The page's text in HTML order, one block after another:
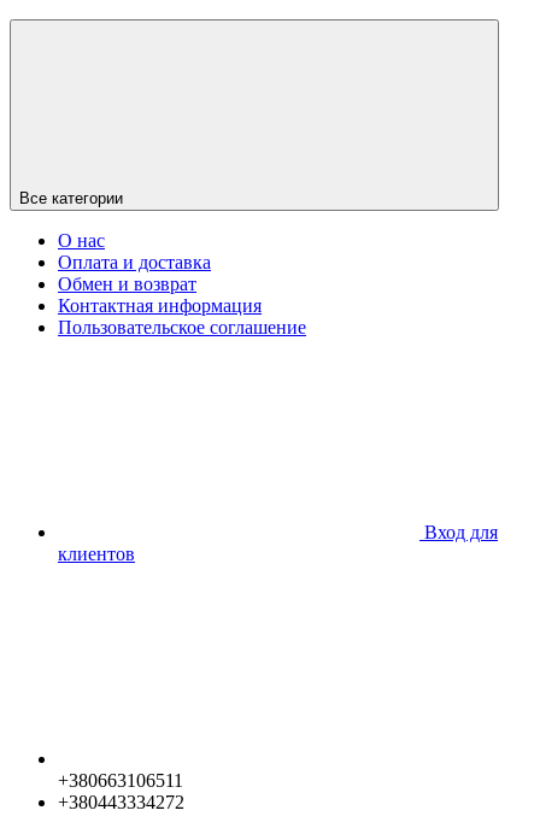
Все категории
О нас
Оплата и доставка
Обмен и возврат
Контактная информация
Пользовательское соглашение
Вход для
клиентов
+380663106511
+380443334272